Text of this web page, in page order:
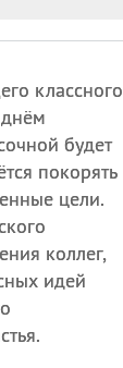
классного
будет
покорять
цели.
коллег,
идей